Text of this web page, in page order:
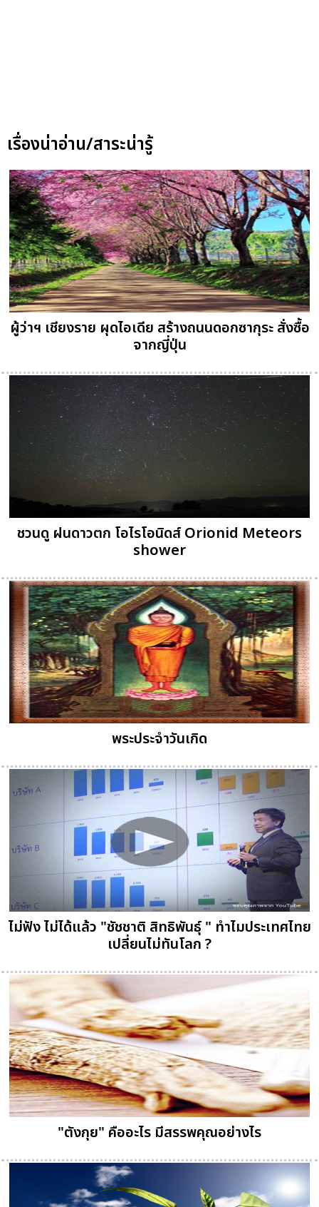
เรื่องน่าอ่าน/สาระน่ารู้
ผู้ว่าฯ เชียงราย ผุดไอเดีย สร้างถนนดอกซากุระ สั่งซื้อ
จากญี่ปุ่น
ชวนดู ฝนดาวตก โอไรโอนิดส์ Orionid Meteors
shower
พระประจำวันเกิด
ไม่ฟัง ไม่ได้แล้ว "ชัชชาติ สิทธิพันธุ์ " ทำไมประเทศไทย
เปลี่ยนไม่ทันโลก ?
"ตังกุย" คืออะไร มีสรรพคุณอย่างไร